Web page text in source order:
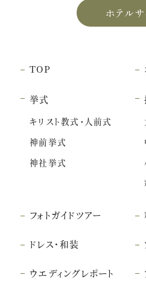
ホテルサ
TOP
挙式
キリスト教式・人前式
神前挙式
神社挙式
フォトガイドツアー
ドレス・和装
ウエディングレポート